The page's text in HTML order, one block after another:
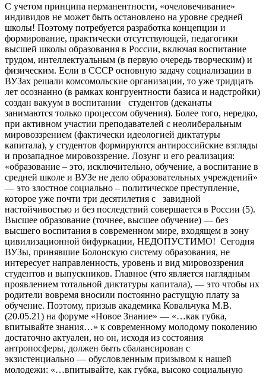
С учетом принципа перманентности, «очеловечивание»
индивидов не может быть остановлено на уровне средней
школы! Поэтому потребуется разработка концепции и
формирование, практически отсутствующей, педагогики
высшей школы образования в России, включая воспитание
трудом, интеллектуальным (в первую очередь творческим) и
физическим. Если в СССР основную задачу социализации в
ВУЗах решали комсомольские организации, то уже тридцать
лет осознанно (в рамках конгруентности базиса и надстройки)
создан вакуум в воспитании студентов (деканаты
занимаются только процессом обучения). Более того, нередко,
при активном участии преподавателей с неолиберальным
мировоззрением (фактически идеологией диктатуры
капитала), у студентов формируются антироссийские взгляды
и прозападное мировоззрение. Лозунг и его реализация:
«образование – это, исключительно, обучение, а воспитание в
средней школе и ВУЗе не дело образовательных учреждений»
— это злостное социально – политическое преступление,
которое уже почти три десятилетия с завидной
настойчивостью и без последствий совершается в России (5).
Высшее образование (точнее, высшее обучение) — без
высшего воспитания в современном мире, входящем в зону
цивилизационной бифуркации, НЕДОПУСТИМО! Сегодня
ВУЗы, принявшие Болонскую систему образования, не
интересует направленность, уровень и вид мировоззрения
студентов и выпускников. Главное (что является наглядным
проявлением тотальной диктатуры капитала), — это чтобы их
родители вовремя вносили постоянно растущую плату за
обучение. Поэтому, призыв академика Ковальчука М.В.
(20.05.21) на форуме «Новое Знание» — «…как губка,
впитывайте знания…» к современному молодому поколению
достаточно актуален, но он, исходя из состояния
антропосферы, должен быть сбалансирован с
экзистенциально — обусловленным призывом к нашей
молодежи: «…впитывайте, как губка, высоко социальную